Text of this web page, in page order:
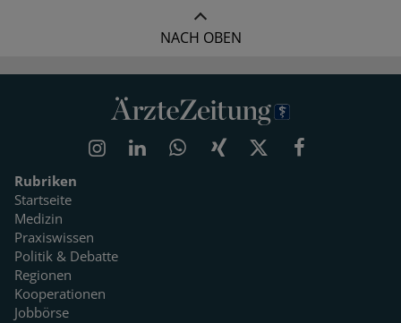
NACH OBEN
Rubriken
Startseite
Medizin
Praxiswissen
Politik & Debatte
Regionen
Kooperationen
Jobbörse